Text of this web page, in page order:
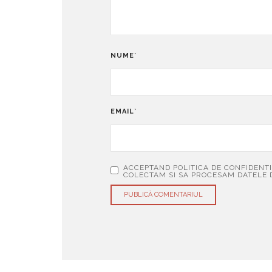
NUME*
EMAIL*
ACCEPTAND POLITICA DE
COLECTAM SI SA PROCESAM DATELE